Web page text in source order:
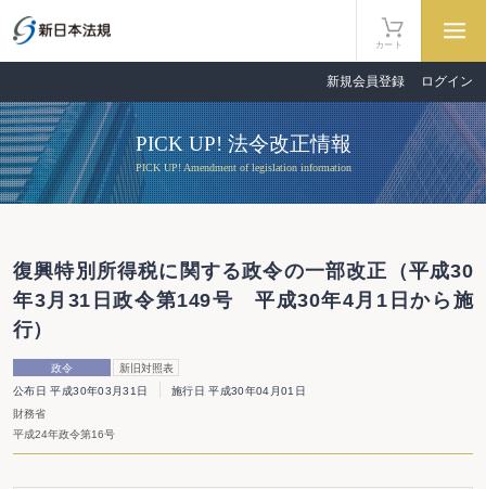
カート
新規会員登録 ログイン
PICK UP! 法令改正情報
PICK UP! Amendment of legislation information
復興特別所得税に関する政令の一部改正（平成30
年3月31日政令第149号 平成30年4月1日から施
行）
政令
新旧対照表
公布日 平成30年03月31日
施行日 平成30年04月01日
財務省
平成24年政令第16号